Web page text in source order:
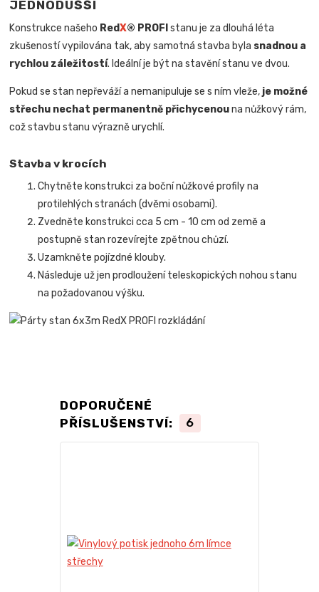
JEDNODUŠŠÍ
Konstrukce našeho RedX® PROFI stanu je za dlouhá léta
zkušeností vypilována tak, aby samotná stavba byla snadnou a
rychlou záležitostí. Ideální je být na stavění stanu ve dvou.
Pokud se stan nepřeváží a nemanipuluje se s ním vleže, je možné
střechu nechat permanentně přichycenouna nůžkový rám,
což stavbu stanu výrazně urychlí.
Stavba v krocích
Chytněte konstrukci za boční nůžkové profily na
protilehlých stranách (dvěmi osobami).
Zvedněte konstrukci cca 5 cm - 10 cm od země a
postupně stan rozevírejte zpětnou chůzí.
Uzamkněte pojízdné klouby.
Následuje už jen prodloužení teleskopických nohou stanu
na požadovanou výšku.
DOPORUČENÉ
PŘÍSLUŠENSTVÍ:
6